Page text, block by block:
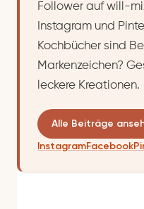
Follower auf will-
Instagram und
Kochbücher sind
Markenzeichen?
leckere Kreationen.
Alle Beiträge
InstagramFacebook